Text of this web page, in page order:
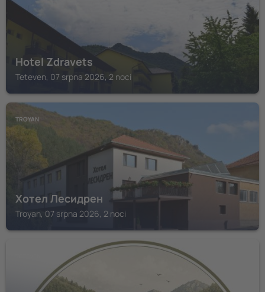
Hotel Zdravets
Teteven, 07 srpna 2026, 2 noci
TROYAN
Хотел Лесидрен
Troyan, 07 srpna 2026, 2 noci